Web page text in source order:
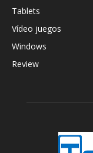
Tablets
Vídeo juegos
Windows
Review